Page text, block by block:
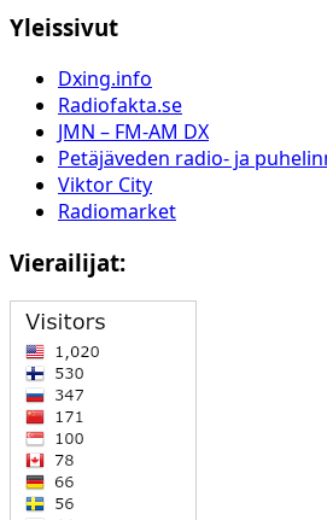
Yleissivut
Dxing.info
Radiofakta.se
JMN – FM-AM DX
Petäjäveden radio- ja
Viktor City
Radiomarket
Vierailijat: